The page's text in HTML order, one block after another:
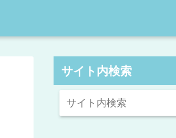
サイト内検索